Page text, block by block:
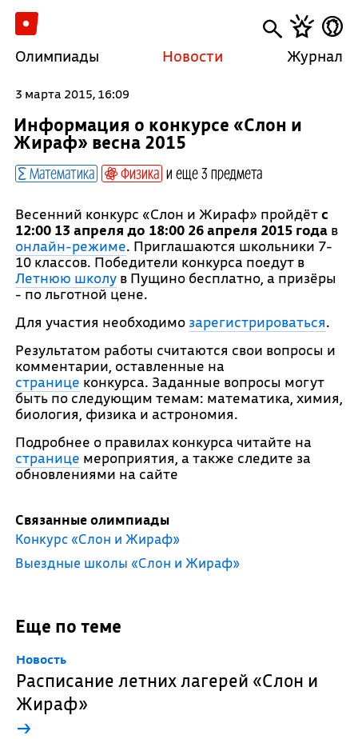
Олимпиады Новости Журнал
3 марта 2015, 16:09
Информация о конкурсе «Слон и
Жираф» весна 2015
Математика Физика и еще 3 предмета
Весенний конкурс «Слон и Жираф» пройдётс
12:00 13 апреля до 18:00 26 апреля 2015 года в
онлайн-режиме. Приглашаются школьники 7-
10 классов. Победители конкурса поедут в
Летнюю школув Пущино бесплатно, а призёры
- по льготной цене.
Для участия необходимо зарегистрироваться.
Результатом работы считаются свои вопросы и
комментарии, оставленные на
странице конкурса. Заданные вопросы могут
быть по следующим темам: математика, химия,
биология, физика и астрономия.
Подробнее о правилах конкурса читайте на
странице мероприятия, а также следите за
обновлениями на сайте
Связанные олимпиады
Конкурс «Слон и Жираф»
Выездные школы «Слон и Жираф»
Еще по теме
Новость
Расписание летних лагерей «Слон и
Жираф»
→